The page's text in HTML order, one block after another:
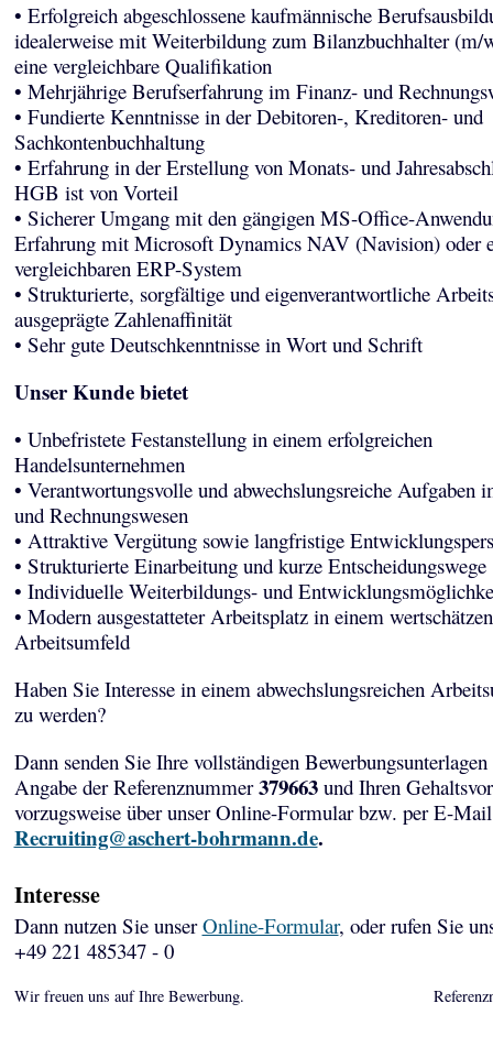
• Erfolgreich abgeschlossene kaufmännische
idealerweise mit Weiterbildung zum Bilanzbuchhalter (m/
eine vergleichbare Qualifikation
• Mehrjährige Berufserfahrung im Finanz- und
• Fundierte Kenntnisse in der Debitoren-, Kreditoren- und
Sachkontenbuchhaltung
• Erfahrung in der Erstellung von Monats- und
HGB ist von Vorteil
• Sicherer Umgang mit den gängigen MS-Office-
Erfahrung mit Microsoft Dynamics NAV (Navision) oder
vergleichbaren ERP-System
• Strukturierte, sorgfältige und eigenverantwortliche
ausgeprägte Zahlenaffinität
• Sehr gute Deutschkenntnisse in Wort und Schrift
Unser Kunde bietet
• Unbefristete Festanstellung in einem erfolgreichen
Handelsunternehmen
• Verantwortungsvolle und abwechslungsreiche Aufgaben
und Rechnungswesen
• Attraktive Vergütung sowie langfristige
• Strukturierte Einarbeitung und kurze Entscheidungswege
• Individuelle Weiterbildungs- und
• Modern ausgestatteter Arbeitsplatz in einem
Arbeitsumfeld
Haben Sie Interesse in einem abwechslungsreichen
zu werden?
Dann senden Sie Ihre vollständigen Bewerbungsunterlagen
Angabe der Referenznummer379663und Ihren
vorzugsweise über unser Online-Formular bzw. per E-
Recruiting@aschert-bohrmann.de.
Interesse
Dann nutzen Sie unserOnline-Formular, oder rufen Sie
+49 221 485347 - 0
Wir freuen uns auf Ihre Bewerbung.